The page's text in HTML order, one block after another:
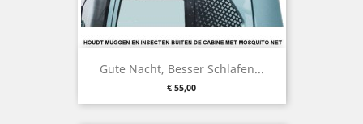
Gute Nacht, Besser Schlafen...
Preis
€ 55,00